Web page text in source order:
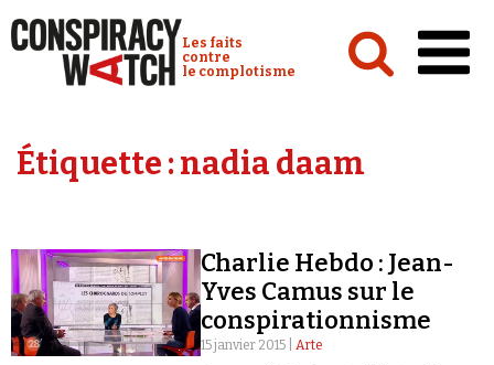
Conspiracy Watch :
Les faits
contre
le complotisme
Analyses
Vidéos
Émissions
Revues de presse
Étiquette :nadia daam
Charlie Hebdo : Jean-
Yves Camus sur le
conspirationnisme
15 janvier 2015 | Arte